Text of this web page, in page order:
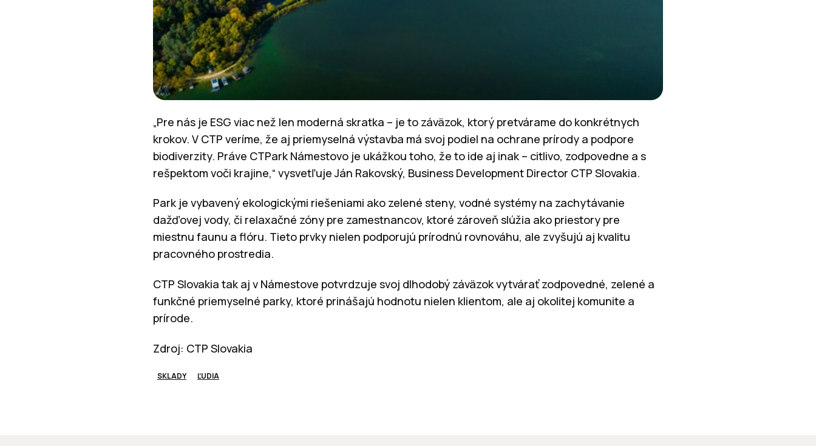
„Pre nás je ESG viac než len moderná skratka – je to záväzok, ktorý pretvárame do konkrétnych
krokov. V CTP veríme, že aj priemyselná výstavba má svoj podiel na ochrane prírody a podpore
biodiverzity. Práve CTPark Námestovo je ukážkou toho, že to ide aj inak – citlivo, zodpovedne a s
rešpektom voči krajine,“ vysvetľuje Ján Rakovský, Business Development Director CTP Slovakia.
Park je vybavený ekologickými riešeniami ako zelené steny, vodné systémy na zachytávanie
dažďovej vody, či relaxačné zóny pre zamestnancov, ktoré zároveň slúžia ako priestory pre
miestnu faunu a flóru. Tieto prvky nielen podporujú prírodnú rovnováhu, ale zvyšujú aj kvalitu
pracovného prostredia.
CTP Slovakia tak aj v Námestove potvrdzuje svoj dlhodobý záväzok vytvárať zodpovedné, zelené a
funkčné priemyselné parky, ktoré prinášajú hodnotu nielen klientom, ale aj okolitej komunite a
prírode.
Zdroj: CTP Slovakia
SKLADY ĽUDIA